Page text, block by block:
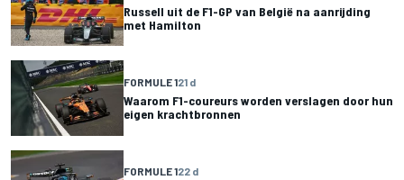
Russell uit de F1-GP van België na aanrijding
met Hamilton
FORMULE 121 d
Waarom F1-coureurs worden verslagen door hun
eigen krachtbronnen
FORMULE 122 d